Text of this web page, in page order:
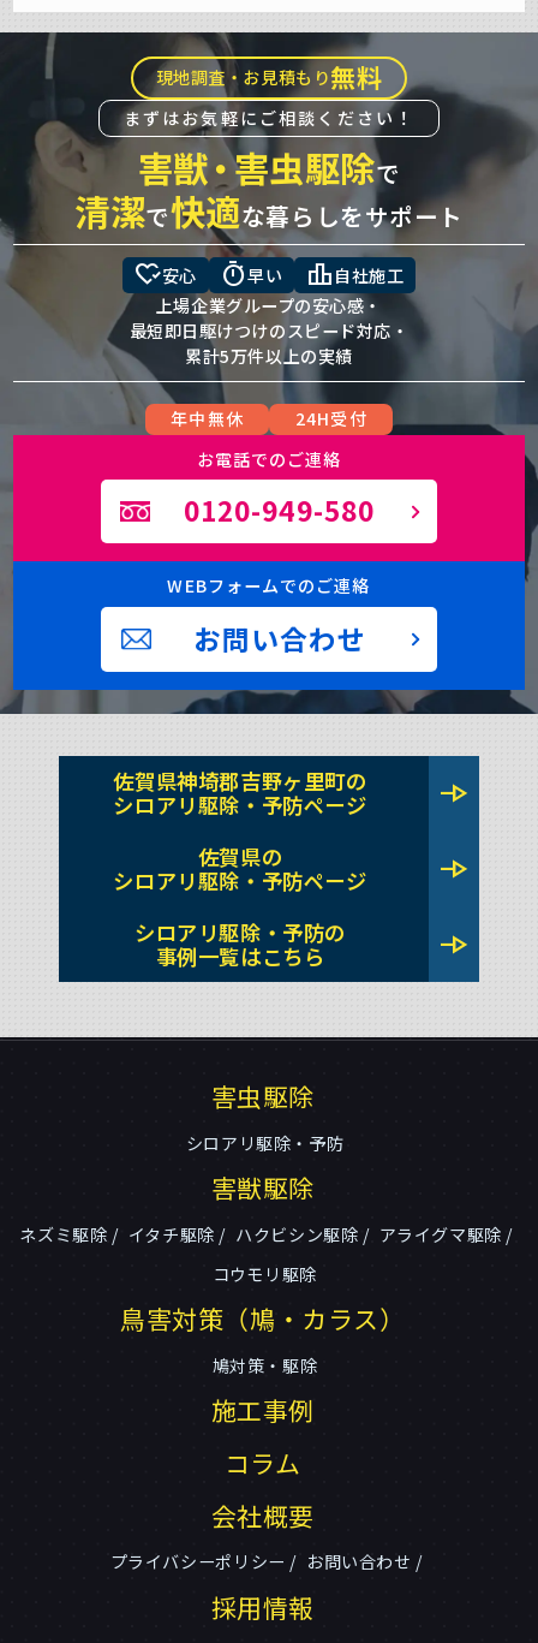
現地調査・お見積もり無料
まずはお気軽にご相談ください！
害獣・害虫駆除で
清潔で快適な暮らしをサポート
heart_check安心 timer早い leaderboard 自社施工
上場企業グループの安心感・
最短即日駆けつけのスピード対応・
累計5万件以上の実績
年中無休
24H受付
お電話でのご連絡
0120-949-580
WEBフォームでのご連絡
お問い合わせ
佐賀県神埼郡吉野ヶ里町の
シロアリ駆除・予防ページ
line_end_arrow
佐賀県の
シロアリ駆除・予防ページ
line_end_arrow
シロアリ駆除・予防の
事例一覧はこちら
line_end_arrow
害虫駆除
シロアリ駆除・予防
害獣駆除
ネズミ駆除 イタチ駆除 ハクビシン駆除
アライグマ駆除
コウモリ駆除
鳥害対策（鳩・カラス）
鳩対策・駆除
施工事例
コラム
会社概要
プライバシーポリシー お問い合わせ
採用情報